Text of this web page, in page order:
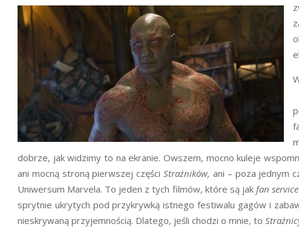
dobrze, jak widzimy to na ekranie. Owszem, mocno kuleje
ani mocną stroną pierwszej częściStrażników, ani – poza jednym
Uniwersum Marvela. To jeden z tych filmów, które są jak fan service
sprytnie ukrytych pod przykrywką istnego festiwalu gagów i
nieskrywaną przyjemnością. Dlatego, jeśli chodzi o mnie, to